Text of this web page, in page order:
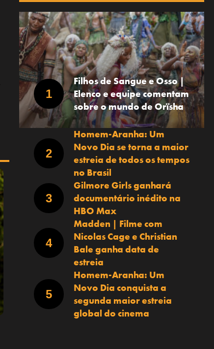
Filhos de Sangue e Osso |
Elenco e equipe comentam
sobre o mundo de Orïsha
Homem-Aranha: Um
Novo Dia se torna a maior
estreia de todos os tempos
no Brasil
Gilmore Girls ganhará
documentário inédito na
HBO Max
Madden | Filme com
Nicolas Cage e Christian
Bale ganha data de
estreia
Homem-Aranha: Um
Novo Dia conquista a
segunda maior estreia
global do cinema